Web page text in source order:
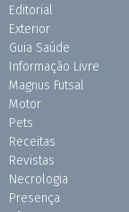
Editorial
Exterior
Guia Saúde
Informação Livre
Magnus Futsal
Motor
Pets
Receitas
Revistas
Necrologia
Presença